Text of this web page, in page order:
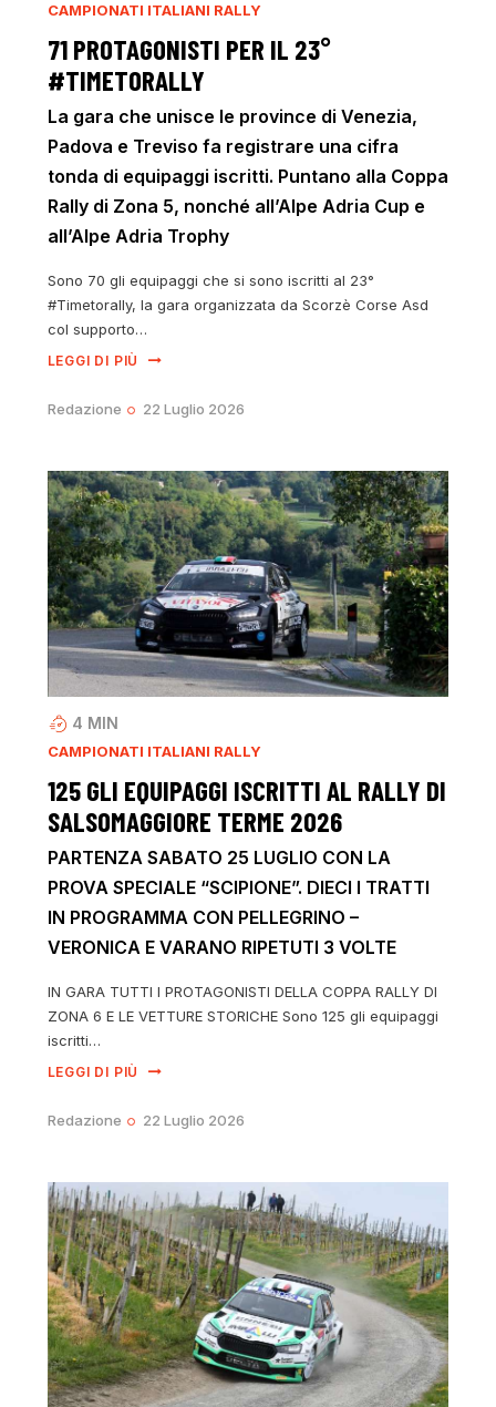
CAMPIONATI ITALIANI RALLY
71 PROTAGONISTI PER IL 23°
#TIMETORALLY
La gara che unisce le province di Venezia,
Padova e Treviso fa registrare una cifra
tonda di equipaggi iscritti. Puntano alla Coppa
Rally di Zona 5, nonché all’Alpe Adria Cup e
all’Alpe Adria Trophy
Sono 70 gli equipaggi che si sono iscritti al 23°
#Timetorally, la gara organizzata da Scorzè Corse Asd
col supporto…
LEGGI DI PIÙ
Redazione 22 Luglio 2026
4 MIN
CAMPIONATI ITALIANI RALLY
125 GLI EQUIPAGGI ISCRITTI AL RALLY DI
SALSOMAGGIORE TERME 2026
PARTENZA SABATO 25 LUGLIO CON LA
PROVA SPECIALE “SCIPIONE”. DIECI I TRATTI
IN PROGRAMMA CON PELLEGRINO –
VERONICA E VARANO RIPETUTI 3 VOLTE
IN GARA TUTTI I PROTAGONISTI DELLA COPPA RALLY DI
ZONA 6 E LE VETTURE STORICHE Sono 125 gli equipaggi
iscritti…
LEGGI DI PIÙ
Redazione 22 Luglio 2026